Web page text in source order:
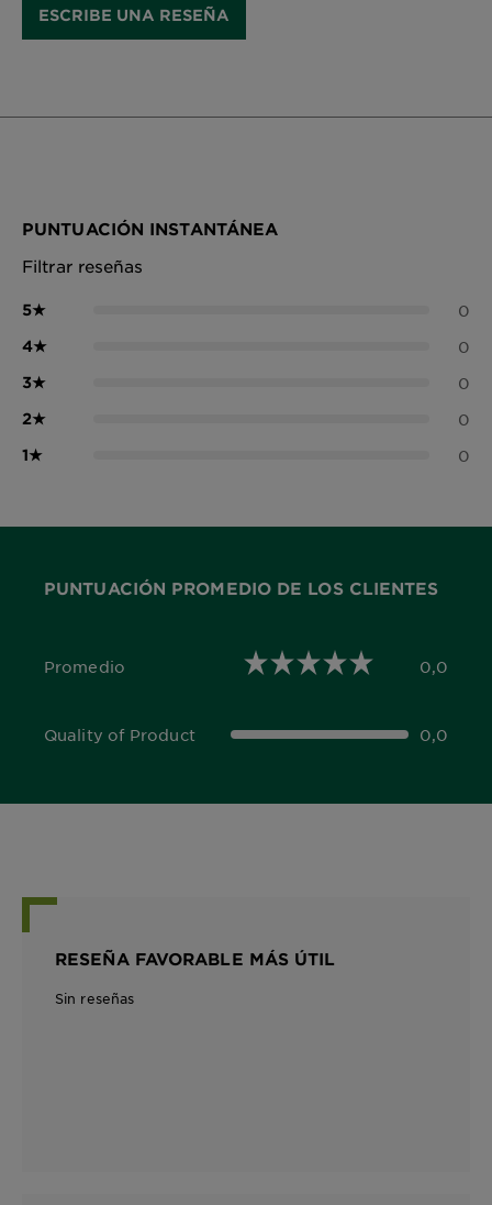
ESCRIBE UNA RESEÑA
PUNTUACIÓN INSTANTÁNEA
Filtrar reseñas
5★ 0
4★ 0
3★ 0
2★ 0
1★ 0
PUNTUACIÓN PROMEDIO DE LOS CLIENTES
Promedio
0,0 out of 5 stars 0,0
Quality of Product
0,0 out of 5 stars 0,0
RESEÑA FAVORABLE MÁS ÚTIL
Sin reseñas